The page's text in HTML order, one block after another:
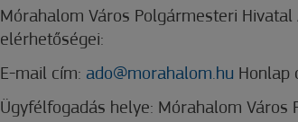
Mórahalom Város Polgármesteri Hivatal
elérhetőségei:
E-mail cím: ado@morahalom.hu Honlap
Ügyfélfogadás helye: Mórahalom Város